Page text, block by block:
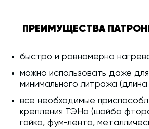
ПРЕИМУЩЕСТВА
быстро и равномерно
можно использовать даже
минимального литража
все необходимые
крепления ТЭНа (шайба
гайка, фум-лента,